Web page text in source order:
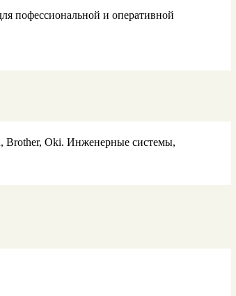
пофессиональной и оперативной
Brother, Oki. Инженерные системы,